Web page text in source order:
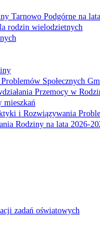
Tarnowo Podgórne na
rodzin wielodzietnych
Społecznych
Przemocy w
mieszkań
i Rozwiązywania
Rodziny na lata 2026-
zadań oświatowych